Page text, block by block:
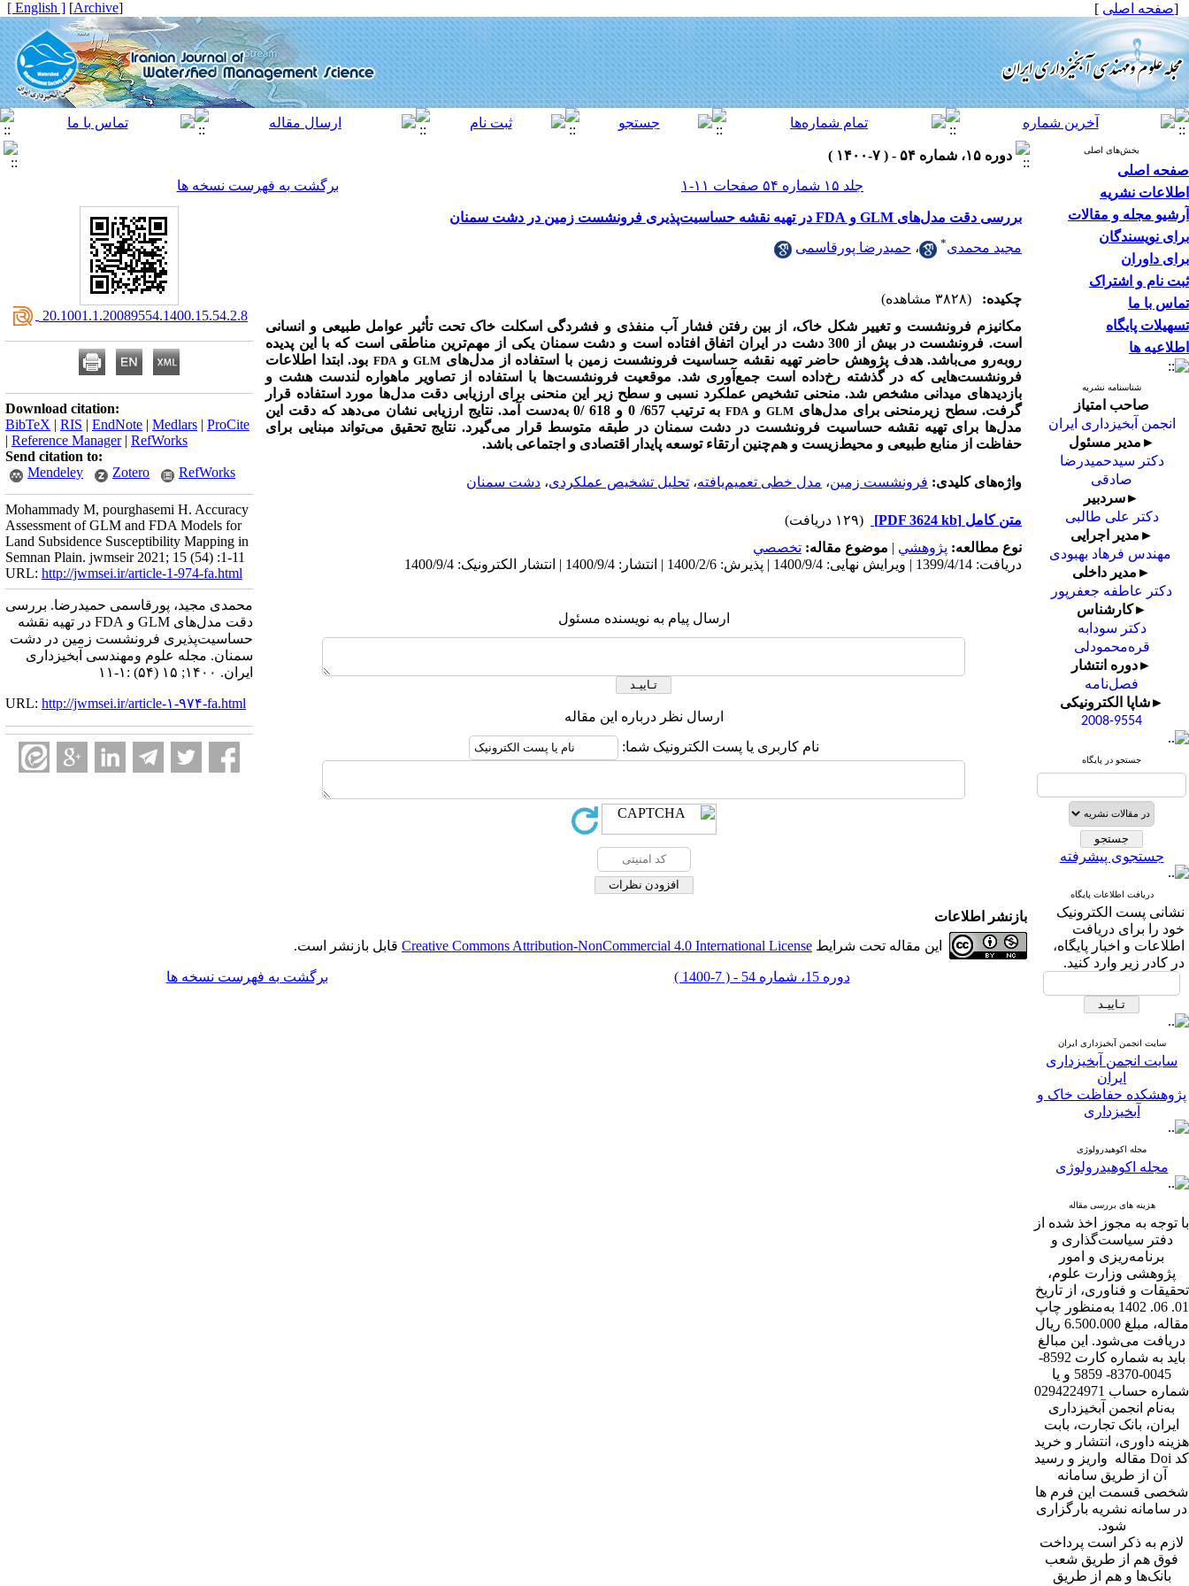
[صفحه اصلی ]
[
Archive
]
[ English ]
بخش‌های اصلی
صفحه اصلی
اطلاعات نشریه
آرشیو مجله و مقالات
برای نویسندگان
برای داوران
ثبت نام و اشتراک
تماس با ما
تسهیلات پایگاه
اطلاعیه ها
شناسنامه نشریه
صاحب امتیاز
انجمن آبخیزداری ایران
►مدیر مسئول
دکتر سیدحمیدرضا
صادقی
►سردبیر
دکتر علی طالبی
►مدیر اجرایی
مهندس فرهاد بهبودی
►مدیر داخلی
دکتر عاطفه جعفرپور
►کارشناس
دکتر سودابه
قره‌محمودلی
►دوره انتشار
فصل‌نامه
►شاپا الکترونیکی
2008-9554
جستجو در پایگاه
جستجوی پیشرفته
دریافت اطلاعات پایگاه
نشانی پست الکترونیک
خود را برای دریافت
اطلاعات و اخبار پایگاه،
در کادر زیر وارد کنید.
سایت انجمن آبخیزداری ایران
سایت انجمن آبخیزداری
ایران
پژوهشکده حفاظت خاک و
آبخیزداری
مجله اکوهیدرولوژی
مجله اکوهیدرولوژی
هزینه های بررسی مقاله
با توجه به مجوز اخذ شده از
دفتر سیاست‌گذاری و
برنامه‌ریزی و امور
پژوهشی وزارت علوم،
تحقیقات و فناوری، از تاریخ
01. 06. 1402 به‌منظور چاپ
مقاله، مبلغ 6.500.000 ریال
دریافت می‌شود. این مبالغ
باید به شماره کارت 8592-
0045-8370- 5859 و یا
شماره حساب 0294224971
به‌نام انجمن آبخیزداری
ایران، بانک تجارت، بابت
هزینه داوری، انتشار و خرید
کد Doi مقاله واریز و رسید
آن از طریق سامانه
شخصی قسمت این فرم ها
در سامانه نشریه بارگزاری
شود.
لازم به ذکر است پرداخت
فوق هم از طریق شعب
بانک‌‌ها و هم از طریق
دوره ۱۵، شماره ۵۴ - ( ۷-۱۴۰۰ )
جلد ۱۵ شماره ۵۴ صفحات ۱۱-۱
برگشت به فهرست نسخه ها
بررسی دقت مدل‌های GLM و FDA در تهیه نقشه حساسیت‌پذیری فرونشست زمین در دشت سمنان
مجید محمدی* ، حمیدرضا پورقاسمی
چکیده:
(۳۸۲۸ مشاهده)
مکانیزم فرونشست و تغییر شکل خاک، از بین رفتن فشار آب منفذی و فشردگی اسکلت خاک تحت تأثیر عوامل طبیعی و انسانی
است. فرونشست در بیش از 300 دشت در ایران اتفاق افتاده است و دشت سمنان یکی از مهم‌ترین مناطقی است که با این پدیده
روبه‌رو می‌باشد. هدف پژوهش حاضر تهیه نقشه حساسیت فرونشست زمین با استفاده از مدل‌های GLMو FDAبود. ابتدا اطلاعات
فرونشست‌هایی که در گذشته رخ‌داده است جمع‌آوری شد. موقعیت فرونشست‌ها با استفاده از تصاویر ماهواره لندست هشت و
بازدیدهای میدانی مشخص شد. منحنی تشخیص عملکرد نسبی و سطح زیر این منحنی برای ارزیابی دقت مدل‌ها مورد استفاده قرار
گرفت. سطح زیرمنحنی برای مدل‌هایGLM و FDA
به ترتیب 657/ 0 و 618 /0 به‌دست آمد. نتایج ارزیابی نشان می‌دهد که دقت این
مدل‌ها برای تهیه نقشه حساسیت فرونشست در دشت سمنان در طبقه متوسط قرار می‌گیرد. نتایج تحقیق می‌تواند مبنایی برای
حفاظت از منابع طبیعی و محیط‌زیست و هم‌چنین ارتقاء توسعه پایدار اقتصادی و اجتماعی باشد.
واژه‌های کلیدی: فرونشست زمین، مدل خطی تعمیم‌یافته، تحلیل تشخیص عملکردی، دشت سمنان
متن کامل [PDF 3624 kb]
(۱۲۹ دریافت)
نوع مطالعه: پژوهشي | موضوع مقاله: تخصصي
دریافت: 1399/4/14 | ویرایش نهایی: 1400/9/4 | پذیرش: 1400/2/6 | انتشار: 1400/9/4 | انتشار الکترونیک: 1400/9/4
ارسال پیام به نویسنده مسئول
ارسال نظر درباره این مقاله
نام کاربری یا پست الکترونیک شما:
‎ 20.1001.1.20089554.1400.15.54.2.8
Download citation:
BibTeX | RIS | EndNote | Medlars | ProCite
| Reference Manager| RefWorks
Send citation to:
Mendeley
Zotero RefWorks
Mohammady M, pourghasemi H. Accuracy
Assessment of GLM and FDA Models for
Land Subsidence Susceptibility Mapping in
Semnan Plain. jwmseir 2021; 15 (54) :1-11
URL: http://jwmsei.ir/article-1-974-fa.html
محمدی مجید، پورقاسمی حمیدرضا. بررسی
دقت مدل‌های GLM و FDA در تهیه نقشه
حساسیت‌پذیری فرونشست زمین در دشت
سمنان. مجله علوم ومهندسی آبخیزداری
ایران. ۱۴۰۰; ۱۵ (۵۴) :۱-۱۱
URL: http://jwmsei.ir/article-۱-۹۷۴-fa.html
بازنشر اطلاعات
این مقاله تحت شرایط Creative Commons Attribution-NonCommercial 4.0 International License قابل بازنشر است.
دوره 15، شماره 54 - ( 7-1400 ) برگشت به فهرست نسخه ها